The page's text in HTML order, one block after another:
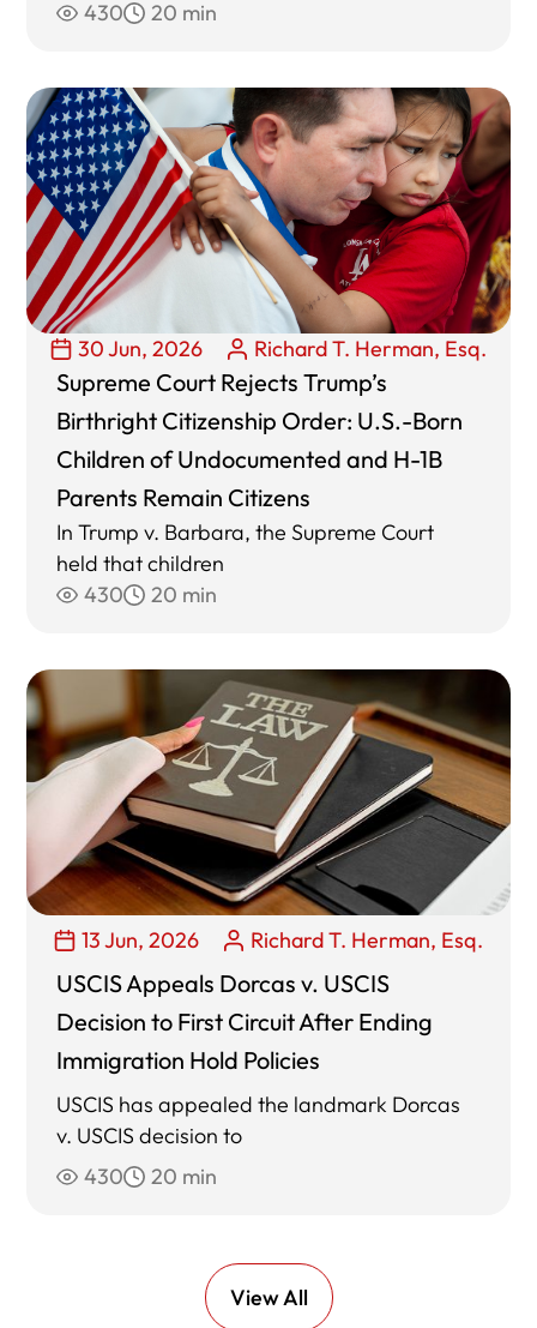
430 20 min
30 Jun, 2026 Richard T. Herman, Esq.
Supreme Court Rejects Trump’s
Birthright Citizenship Order: U.S.-Born
Children of Undocumented and H-1B
Parents Remain Citizens
In Trump v. Barbara, the Supreme Court
held that children
430
20 min
13 Jun, 2026 Richard T. Herman, Esq.
USCIS Appeals Dorcas v. USCIS
Decision to First Circuit After Ending
Immigration Hold Policies
USCIS has appealed the landmark Dorcas
v. USCIS decision to
430
20 min
View All